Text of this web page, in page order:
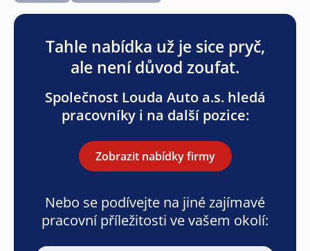
Tahle nabídka už je sice pryč,
ale není důvod zoufat.
Společnost Louda Auto a.s. hledá
pracovníky i na další pozice:
Zobrazit nabídky firmy
Nebo se podívejte na jiné zajímavé
pracovní příležitosti ve vašem okolí: